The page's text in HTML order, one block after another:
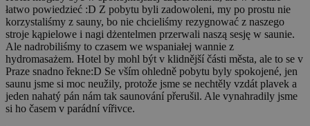
łatwo powiedzieć :D Z pobytu byli zadowoleni, my po prostu nie
korzystaliśmy z sauny, bo nie chcieliśmy rezygnować z naszego
stroje kąpielowe i nagi dżentelmen przerwali naszą sesję w saunie.
Ale nadrobiliśmy to czasem we wspaniałej wannie z
hydromasażem. Hotel by mohl být v klidnější části města, ale to se v
Praze snadno řekne:D Se vším ohledně pobytu byly spokojené, jen
saunu jsme si moc neužily, protože jsme se nechtěly vzdát plavek a
jeden nahatý pán nám tak saunování přerušil. Ale vynahradily jsme
si ho časem v parádní vířivce.